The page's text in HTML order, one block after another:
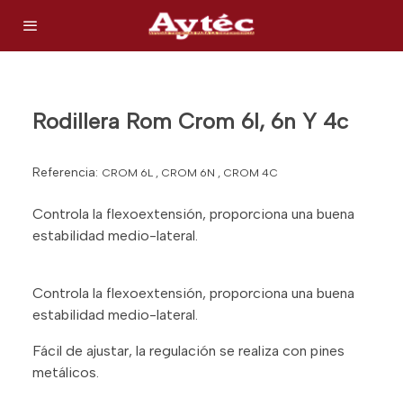
Rodillera Rom Crom 6l, 6n Y 4c
Referencia: CROM 6L , CROM 6N , CROM 4C
Controla la flexoextensión, proporciona una buena
estabilidad medio-lateral.
Controla la flexoextensión, proporciona una buena
estabilidad medio-lateral.
Fácil de ajustar, la regulación se realiza con pines
metálicos.